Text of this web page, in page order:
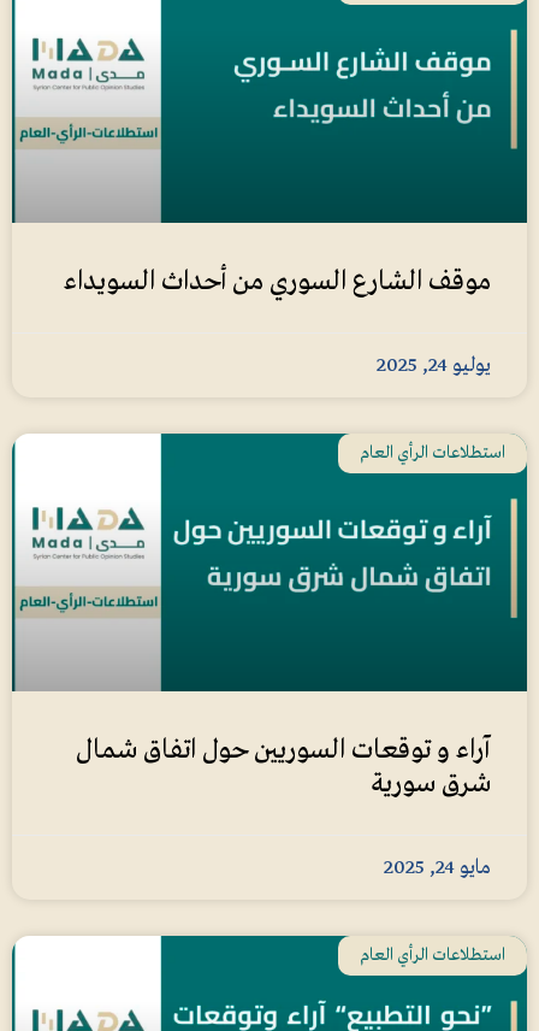
موقف الشارع السوري من أحداث السويداء
يوليو 24, 2025
استطلاعات الرأي العام
آراء و توقعات السوريين حول اتفاق شمال
شرق سورية
مايو 24, 2025
استطلاعات الرأي العام